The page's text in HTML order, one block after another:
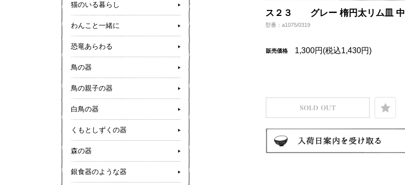
ス２３ グレー 楕円太リム皿 中
型番：a1075/0319
販売価格 1,300円(税込1,430円)
猫のいる暮らし
わんこと一緒に
恐竜あらわる
鳥の器
鳥の親子の器
白鳥の器
くもとしずくの器
森の器
銀食器のような器